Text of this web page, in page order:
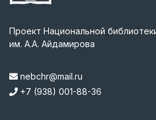
Проект Национальной
им. А.А. Айдамирова
nebchr@mail.ru
+7 (938) 001-88-36